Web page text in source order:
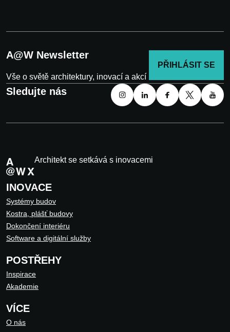
A@W Newsletter
Vše o světě architektury, inovací a akcí
PŘIHLÁSIT SE
Sledujte nás
Architekt se setkává s inovacemi
INOVACE
Systémy budov
Kostra, plášť budovy
Dokončení interiéru
Software a digitální služby
POSTŘEHY
Inspirace
Akademie
VÍCE
O nás